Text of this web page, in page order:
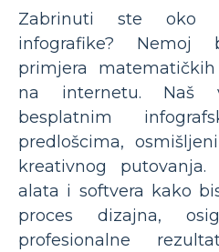
Zabrinuti ste oko
infografike? Nemoj
primjera
na internetu. Naš
besplatnim
predlošcima,
kreativnog
alata i softvera kako
proces dizajna,
profesionalne